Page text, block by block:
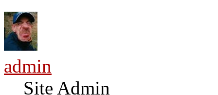
admin
Site Admin